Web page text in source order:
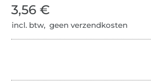
3,56 €
incl. btw, geen verzendkosten